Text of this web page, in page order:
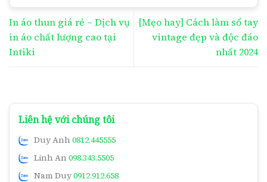
In áo thun giá rẻ – Dịch vụ
in áo chất lượng cao tại
Intiki
[Mẹo hay] Cách làm sổ tay
vintage đẹp và độc đáo
nhất 2024
Liên hệ với chúng tôi
Duy Anh 0812.445555
Linh An 098.343.5505
Nam Duy0912.912.658